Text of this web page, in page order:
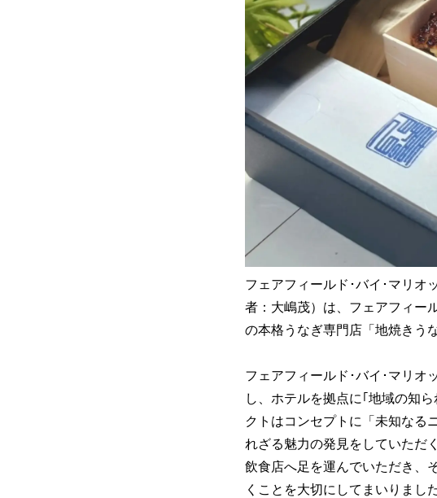
フェアフィールド･バイ･マリオ
者：大嶋茂）は、フェアフィー
の本格うなぎ専門店「地焼きう
フェアフィールド･バイ･マリオ
し、ホテルを拠点に｢地域の知
クトはコンセプトに「未知なる
れざる魅力の発見をしていただ
飲食店へ足を運んでいただき、
くことを大切にしてまいりました